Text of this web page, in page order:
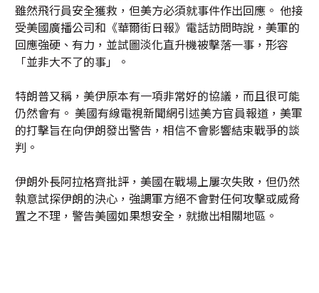
雖然飛行員安全獲救，但美方必須就事件作出回應。 他接
受美國廣播公司和《華爾街日報》電話訪問時說，美軍的
回應強硬、有力，並試圖淡化直升機被擊落一事，形容
「並非大不了的事」。
特朗普又稱，美伊原本有一項非常好的協議，而且很可能
仍然會有。 美國有線電視新聞網引述美方官員報道，美軍
的打擊旨在向伊朗發出警告，相信不會影響結束戰爭的談
判。
伊朗外長阿拉格齊批評，美國在戰場上屢次失敗，但仍然
執意試探伊朗的決心，強調軍方絕不會對任何攻擊或威脅
置之不理，警告美國如果想安全，就撤出相關地區。